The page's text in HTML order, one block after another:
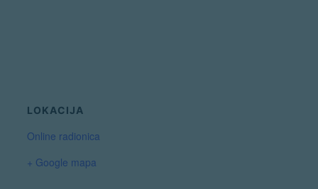
LOKACIJA
Online radionica
+ Google mapa